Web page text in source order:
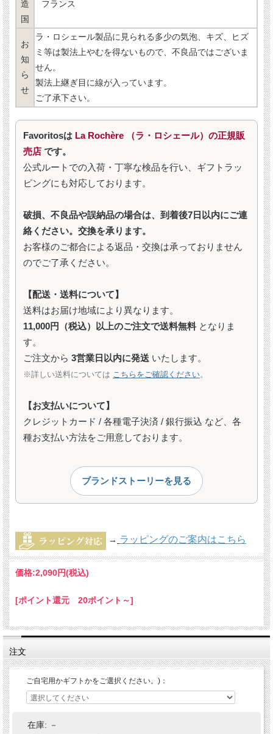
造
国
フランス
お
知
ら
せ
ラ・ロシェール製品に見られる多少の気泡、キズ、ヒズ
ミ等は製法上やむを得ないもので、不良品ではございま
せん。
製法上継ぎ目に線が入っています。
ご了承下さい。
Favoritosは La Rochère （ラ・ロシェール）の正規販
売店 です。
公式ルートでの入荷・丁寧な検品を行い、ギフトラッ
ピングにも対応しております。
破損、不良品や誤納品の場合は、到着後7日以内にご連
絡ください。交換を承ります。
お客様のご都合による返品・交換は承っておりません
のでご了承ください。
【配送・送料について】
送料はお届け地域により異なります。
11,000円（税込）以上のご注文で送料無料 となりま
す。
ご注文から 3営業日以内に発送 いたします。
※詳しい送料については こちらをご確認ください。
【お支払いについて】
クレジットカード / 各種電子決済 / 銀行振込 など、各
種お支払い方法をご用意しております。
ブランドストーリーを見る
→ ラッピングのご案内はこちら
価格:2,090円(税込)
[ポイント還元 20ポイント～]
注文
ご自宅用かギフトかをご選択ください。)：
在庫: －